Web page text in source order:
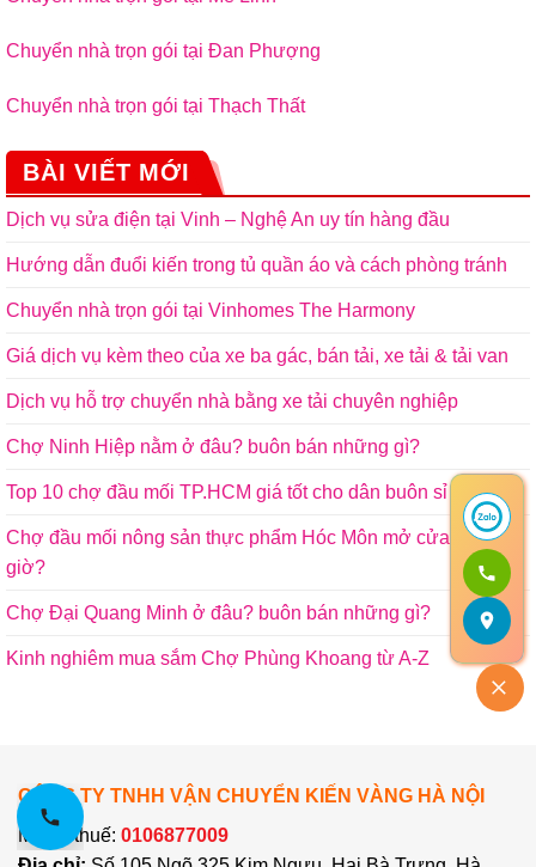
Chuyển nhà trọn gói tại Đan Phượng
Chuyển nhà trọn gói tại Thạch Thất
BÀI VIẾT MỚI
Dịch vụ sửa điện tại Vinh – Nghệ An uy tín hàng đầu
Hướng dẫn đuổi kiến trong tủ quần áo và cách phòng tránh
Chuyển nhà trọn gói tại Vinhomes The Harmony
Giá dịch vụ kèm theo của xe ba gác, bán tải, xe tải & tải van
Dịch vụ hỗ trợ chuyển nhà bằng xe tải chuyên nghiệp
Chợ Ninh Hiệp nằm ở đâu? buôn bán những gì?
Top 10 chợ đầu mối TP.HCM giá tốt cho dân buôn sỉ
Chợ đầu mối nông sản thực phẩm Hóc Môn mở cửa mấy
giờ?
Chợ Đại Quang Minh ở đâu? buôn bán những gì?
Kinh nghiêm mua sắm Chợ Phùng Khoang từ A-Z
CÔNG TY TNHH VẬN CHUYỂN KIẾN VÀNG HÀ NỘI
Mã số thuế: 0106877009